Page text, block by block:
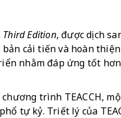
Third Edition, được dịch
cải tiến và hoàn thiện
nhằm đáp ứng tốt
trình TEACCH,
tự kỷ. Triết lý của